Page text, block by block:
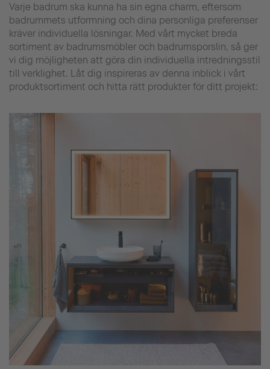
Varje badrum ska kunna ha sin egna charm, eftersom
badrummets utformning och dina personliga preferenser
kräver individuella lösningar. Med vårt mycket breda
sortiment av badrumsmöbler och badrumsporslin, så ger
vi dig möjligheten att göra din individuella intredningsstil
till verklighet. Låt dig inspireras av denna inblick i vårt
produktsortiment och hitta rätt produkter för ditt projekt: